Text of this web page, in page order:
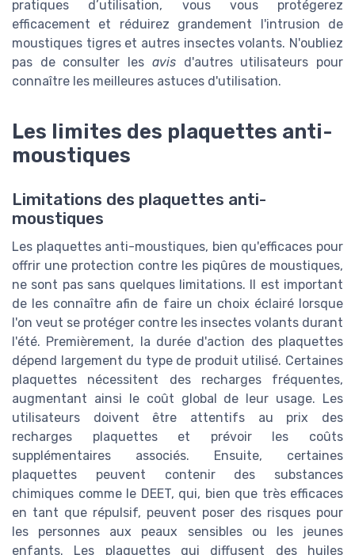
pratiques d’utilisation, vous vous protégerez
efficacement et réduirez grandement l'intrusion de
moustiques tigres et autres insectes volants. N'oubliez
pas de consulter les avisd'autres utilisateurs pour
connaître les meilleures astuces d'utilisation.
Les limites des plaquettes anti-
moustiques
Limitations des plaquettes anti-
moustiques
Les plaquettes anti-moustiques, bien qu'efficaces pour
offrir une protection contre les piqûres de moustiques,
ne sont pas sans quelques limitations. Il est important
de les connaître afin de faire un choix éclairé lorsque
l'on veut se protéger contre les insectes volants durant
l'été. Premièrement, la durée d'action des plaquettes
dépend largement du type de produit utilisé. Certaines
plaquettes nécessitent des recharges fréquentes,
augmentant ainsi le coût global de leur usage. Les
utilisateurs doivent être attentifs au prix des
recharges plaquettes et prévoir les coûts
supplémentaires associés. Ensuite, certaines
plaquettes peuvent contenir des substances
chimiques comme le DEET, qui, bien que très efficaces
en tant que répulsif, peuvent poser des risques pour
les personnes aux peaux sensibles ou les jeunes
enfants. Les plaquettes qui diffusent des huiles